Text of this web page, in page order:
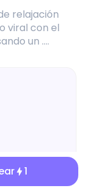
relajación
viral con el
un ....
1